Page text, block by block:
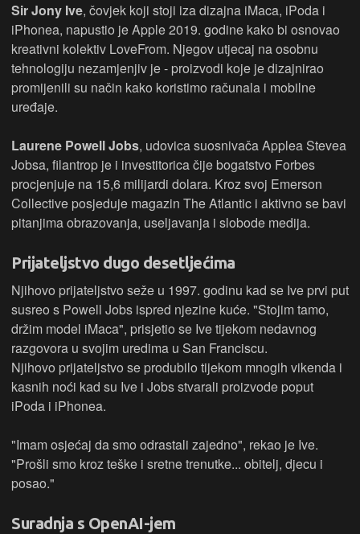
Sir Jony Ive, čovjek koji stoji iza dizajna iMaca, iPoda i
iPhonea, napustio je Apple 2019. godine kako bi osnovao
kreativni kolektiv LoveFrom. Njegov utjecaj na osobnu
tehnologiju nezamjenjiv je - proizvodi koje je dizajnirao
promijenili su način kako koristimo računala i mobilne
uređaje.
Laurene Powell Jobs, udovica suosnivača Applea Stevea
Jobsa, filantrop je i investitorica čije bogatstvo Forbes
procjenjuje na 15,6 milijardi dolara. Kroz svoj Emerson
Collective posjeduje magazin The Atlantic i aktivno se bavi
pitanjima obrazovanja, useljavanja i slobode medija.
Prijateljstvo dugo desetljećima
Njihovo prijateljstvo seže u 1997. godinu kad se Ive prvi put
susreo s Powell Jobs ispred njezine kuće. "Stojim tamo,
držim model iMaca", prisjetio se Ive tijekom nedavnog
razgovora u svojim uredima u San Franciscu.
Njihovo prijateljstvo se produbilo tijekom mnogih vikenda i
kasnih noći kad su Ive i Jobs stvarali proizvode poput
iPoda i iPhonea.
"Imam osjećaj da smo odrastali zajedno", rekao je Ive.
"Prošli smo kroz teške i sretne trenutke... obitelj, djecu i
posao."
Suradnja s OpenAI-jem